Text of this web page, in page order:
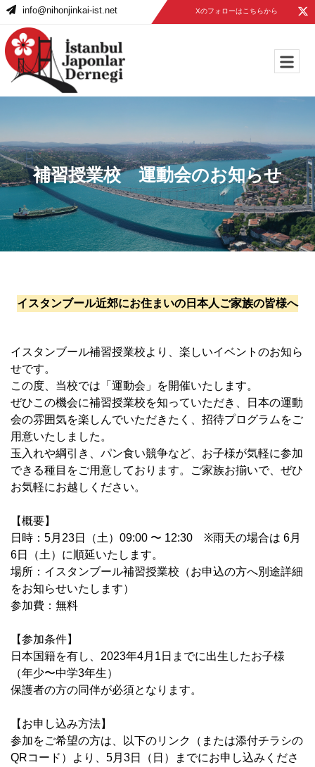
info@nihonjinkai-ist.net Xのフォローはこちらから
補習授業校 運動会のお知らせ
イスタンブール近郊にお住まいの日本人ご家族の皆様へ
イスタンブール補習授業校より、楽しいイベントのお知ら
せです。
この度、当校では「運動会」を開催いたします。
ぜひこの機会に補習授業校を知っていただき、日本の運動
会の雰囲気を楽しんでいただきたく、招待プログラムをご
用意いたしました。
玉入れや綱引き、パン食い競争など、お子様が気軽に参加
できる種目をご用意しております。
ご家族お揃いで、ぜひ
お気軽にお越しください。
【概要】
日時： 5月 23日（土） 09:00 〜 12:30 ※雨天の場合は 6月
6日（土）に順延いたします。
場所： イスタンブール補習授業校（お申込の方へ別途詳細
をお知らせいたします）
参加費： 無料
【参加条件】
日本国籍を有し、 2023年4月 1 日までに出生したお子様
（年少〜中学3年生）
保護者の方の同伴が必須となります。
【お申し込み方法】
参加をご希望の方は、以下のリンク（または添付チラシの
QRコード）より、 5月 3日（日）までにお申し込みくださ